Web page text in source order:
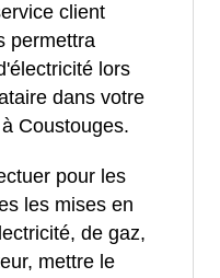
client
permettra
lors
dans votre
Coustouges.
pour les
les mises en
de gaz,
mettre le